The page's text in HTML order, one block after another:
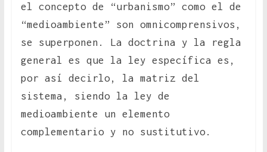
el concepto de “urbanismo” como el de
“medioambiente” son omnicomprensivos,
se superponen. La doctrina y la regla
general es que la ley específica es,
por así decirlo, la matriz del
sistema, siendo la ley de
medioambiente un elemento
complementario y no sustitutivo.